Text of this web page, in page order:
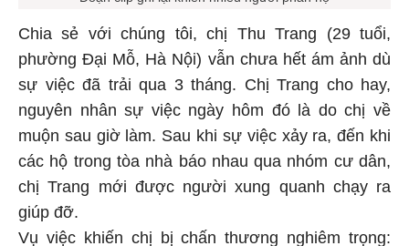
Chia sẻ với chúng tôi, chị Thu Trang (29 tuổi,
phường Đại Mỗ, Hà Nội) vẫn chưa hết ám ảnh dù
sự việc đã trải qua 3 tháng. Chị Trang cho hay,
nguyên nhân sự việc ngày hôm đó là do chị về
muộn sau giờ làm. Sau khi sự việc xảy ra, đến khi
các hộ trong tòa nhà báo nhau qua nhóm cư dân,
chị Trang mới được người xung quanh chạy ra
giúp đỡ.
Vụ việc khiến chị bị chấn thương nghiêm trọng: